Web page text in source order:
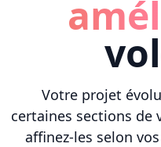
Votre projet
certaines sections de
affinez-les selon